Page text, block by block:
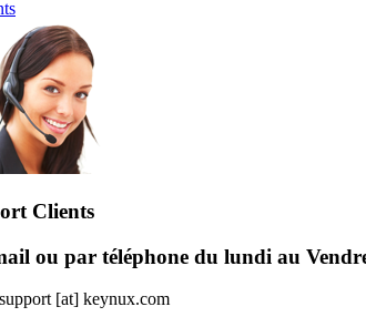
Clients
ou par téléphone du lundi au
[at] keynux.com